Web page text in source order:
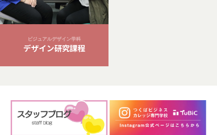
ビジュアルデザイン学科
デザイン研究課程